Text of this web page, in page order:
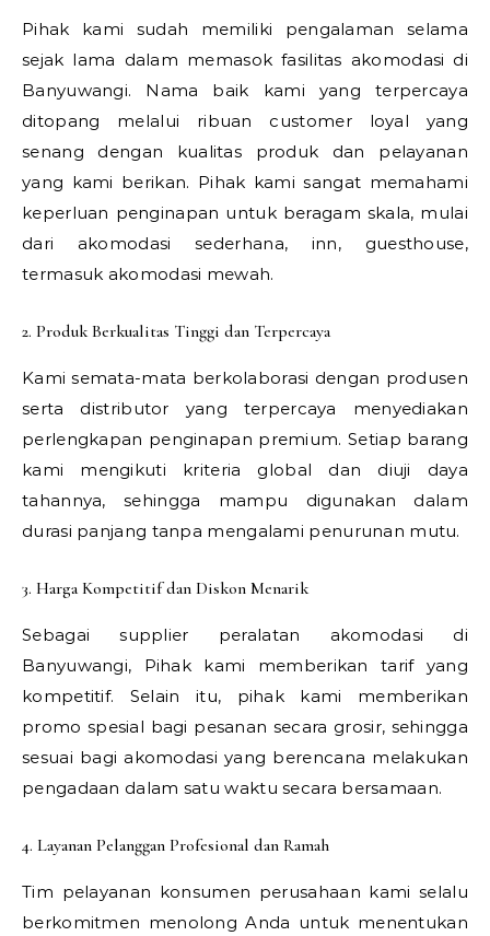
Pihak kami sudah memiliki pengalaman selama
sejak lama dalam memasok fasilitas akomodasi di
Banyuwangi. Nama baik kami yang terpercaya
ditopang melalui ribuan customer loyal yang
senang dengan kualitas produk dan pelayanan
yang kami berikan. Pihak kami sangat memahami
keperluan penginapan untuk beragam skala, mulai
dari akomodasi sederhana, inn, guesthouse,
termasuk akomodasi mewah.
2. Produk Berkualitas Tinggi dan Terpercaya
Kami semata-mata berkolaborasi dengan produsen
serta distributor yang terpercaya menyediakan
perlengkapan penginapan premium. Setiap barang
kami mengikuti kriteria global dan diuji daya
tahannya, sehingga mampu digunakan dalam
durasi panjang tanpa mengalami penurunan mutu.
3. Harga Kompetitif dan Diskon Menarik
Sebagai supplier peralatan akomodasi di
Banyuwangi, Pihak kami memberikan tarif yang
kompetitif. Selain itu, pihak kami memberikan
promo spesial bagi pesanan secara grosir, sehingga
sesuai bagi akomodasi yang berencana melakukan
pengadaan dalam satu waktu secara bersamaan.
4. Layanan Pelanggan Profesional dan Ramah
Tim pelayanan konsumen perusahaan kami selalu
berkomitmen menolong Anda untuk menentukan